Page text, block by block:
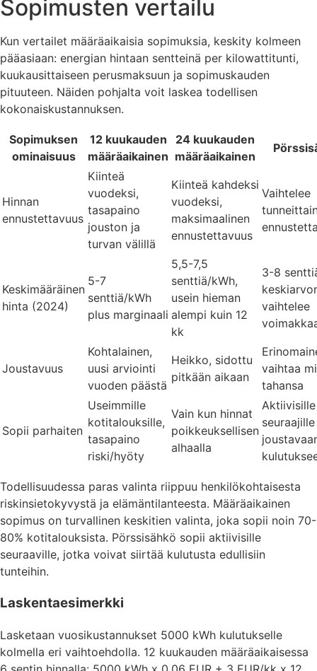
Sopimusten vertailu
Kun vertailet määräaikaisia sopimuksia, keskity kolmeen
pääasiaan: energian hintaan sentteinä per kilowattitunti,
kuukausittaiseen perusmaksuun ja sopimuskauden
pituuteen. Näiden pohjalta voit laskea todellisen
kokonaiskustannuksen.
Sopimuksen
ominaisuus
12 kuukauden
määräaikainen
24 kuukauden
määräaikainen
Hinnan
ennustettavuus
Kiinteä
vuodeksi,
tasapaino
jouston ja
turvan välillä
Kiinteä kahdeksi
vuodeksi,
maksimaalinen
ennustettavuus
Vaihtelee
Keskimääräinen
hinta (2024)
5-7
senttiä/kWh
plus marginaali
5,5-7,5
senttiä/kWh,
usein hieman
alempi kuin 12
kk
3-8
vaihtelee
Joustavuus
Kohtalainen,
uusi arviointi
vuoden päästä
Heikko, sidottu
pitkään aikaan
vaihtaa
tahansa
Sopii parhaiten
Useimmille
kotitalouksille,
tasapaino
riski/hyöty
Vain kun hinnat
poikkeuksellisen
alhaalla
Aktiivisille
Todellisuudessa paras valinta riippuu henkilökohtaisesta
riskinsietokyvystä ja elämäntilanteesta. Määräaikainen
sopimus on turvallinen keskitien valinta, joka sopii noin 70-
80% kotitalouksista. Pörssisähkö sopii aktiivisille
seuraaville, jotka voivat siirtää kulutusta edullisiin
tunteihin.
Laskentaesimerkki
Lasketaan vuosikustannukset 5000 kWh kulutukselle
kolmella eri vaihtoehdolla. 12 kuukauden määräaikaisessa